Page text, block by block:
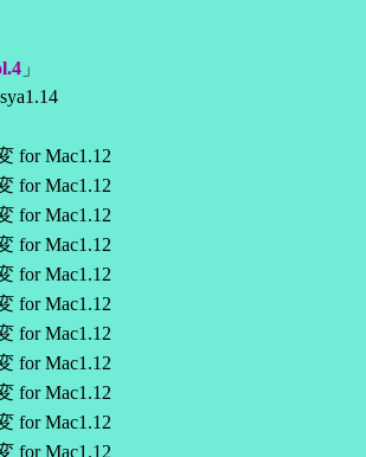
」
for Mac1.12
for Mac1.12
for Mac1.12
for Mac1.12
for Mac1.12
for Mac1.12
for Mac1.12
for Mac1.12
for Mac1.12
for Mac1.12
for Mac1.12